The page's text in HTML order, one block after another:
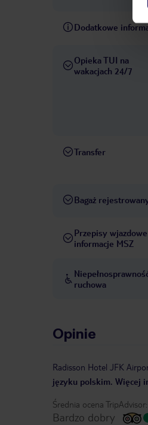
Dodatkowe
Opieka TUI na
wakacjach 24/7
Transfer
Bagaż
Przepisy
informacje MSZ
ruchowa
Opinie
Radisson Hotel JFK
języku polskim. Więcej
Średnia ocena TripAdvisor:
Bardzo dobry